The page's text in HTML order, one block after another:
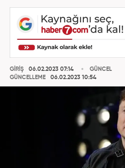
GİRİŞ
06.02.2023 07:14
GÜNCELLEME
06.02.2023 10:54
GÜNCEL